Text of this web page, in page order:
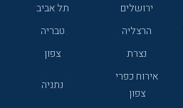
ירושלים
תל אביב
הרצליה
טבריה
נצרת
צפון
אירוח כפרי
צפון
נתניה